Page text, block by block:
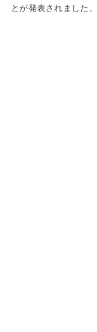
とが発表されました。